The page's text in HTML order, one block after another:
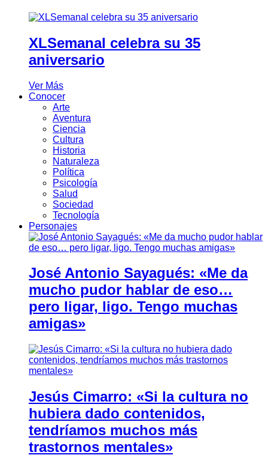
XLSemanal celebra su 35
aniversario
Ver Más
Conocer
Arte
Aventura
Ciencia
Cultura
Historia
Naturaleza
Política
Psicología
Salud
Sociedad
Tecnología
Personajes
José Antonio Sayagués: «Me da
mucho pudor hablar de eso…
pero ligar, ligo. Tengo muchas
amigas»
Jesús Cimarro: «Si la cultura no
hubiera dado contenidos,
tendríamos muchos más
trastornos mentales»